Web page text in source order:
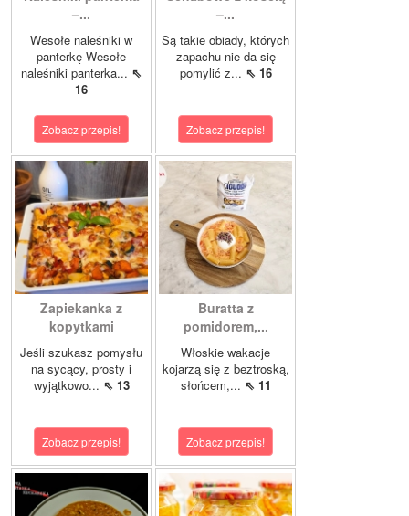
–...
Wesołe naleśniki w
panterkę Wesołe
naleśniki panterka... ⇖
16
Zobacz przepis!
–...
Są takie obiady, których
zapachu nie da się
pomylić z... ⇖ 16
Zobacz przepis!
Zapiekanka z
kopytkami
Jeśli szukasz pomysłu
na sycący, prosty i
wyjątkowo... ⇖ 13
Zobacz przepis!
Buratta z
pomidorem,...
Włoskie wakacje
kojarzą się z beztroską,
słońcem,... ⇖ 11
Zobacz przepis!